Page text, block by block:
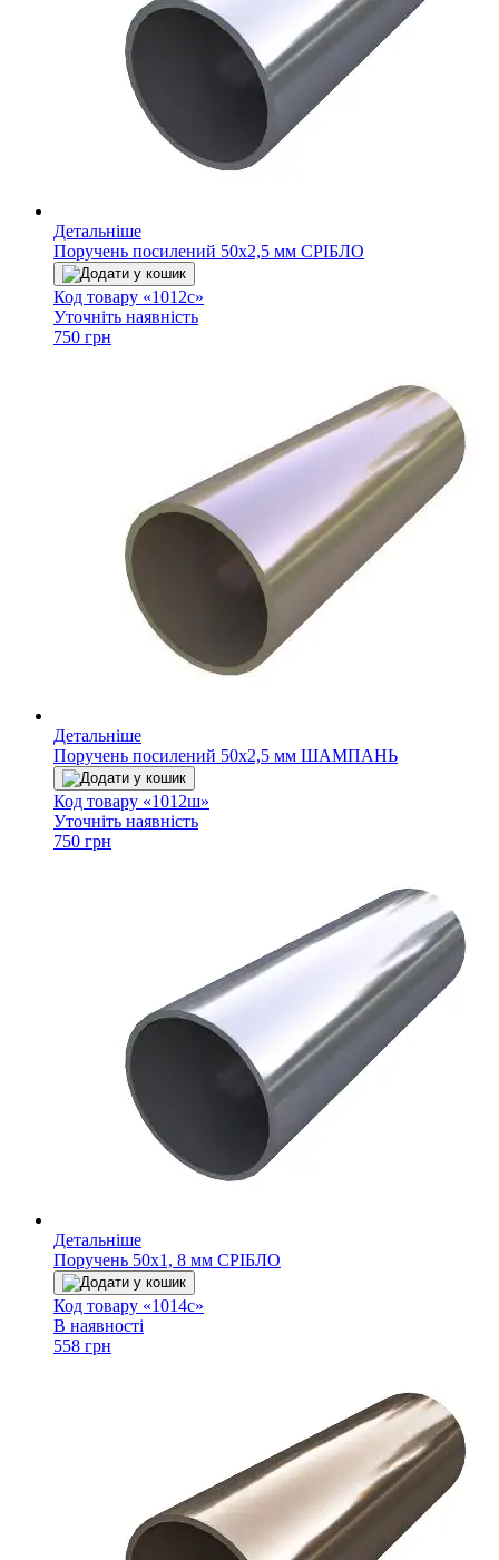
Детальніше
Поручень посилений 50х2,5 мм СРІБЛО
Додати у кошик
Код товару «1012с»
Уточніть наявність
750 грн
Детальніше
Поручень посилений 50х2,5 мм ШАМПАНЬ
Додати у кошик
Код товару «1012ш»
Уточніть наявність
750 грн
Детальніше
Поручень 50х1, 8 мм СРІБЛО
Додати у кошик
Код товару «1014с»
В наявності
558 грн